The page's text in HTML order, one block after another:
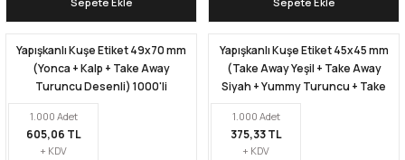
Yapışkanlı Kuşe Etiket 49x70 mm
(Yonca + Kalp + Take Away
Turuncu Desenli) 1000'li
1.000 Adet
605,06 TL
+ KDV
Yapışkanlı Kuşe Etiket 45x45 mm
(Take Away Yeşil + Take Away
Siyah + Yummy Turuncu + Take
1.000 Adet
375,33 TL
+ KDV